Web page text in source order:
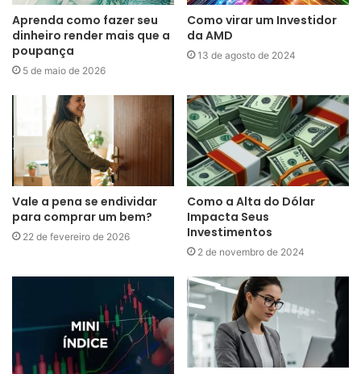
Aprenda como fazer seu
dinheiro render mais que a
poupança
5 de maio de 2026
Como virar um Investidor
da AMD
13 de agosto de 2024
Vale a pena se endividar
para comprar um bem?
22 de fevereiro de 2026
Como a Alta do Dólar
Impacta Seus
Investimentos
2 de novembro de 2024